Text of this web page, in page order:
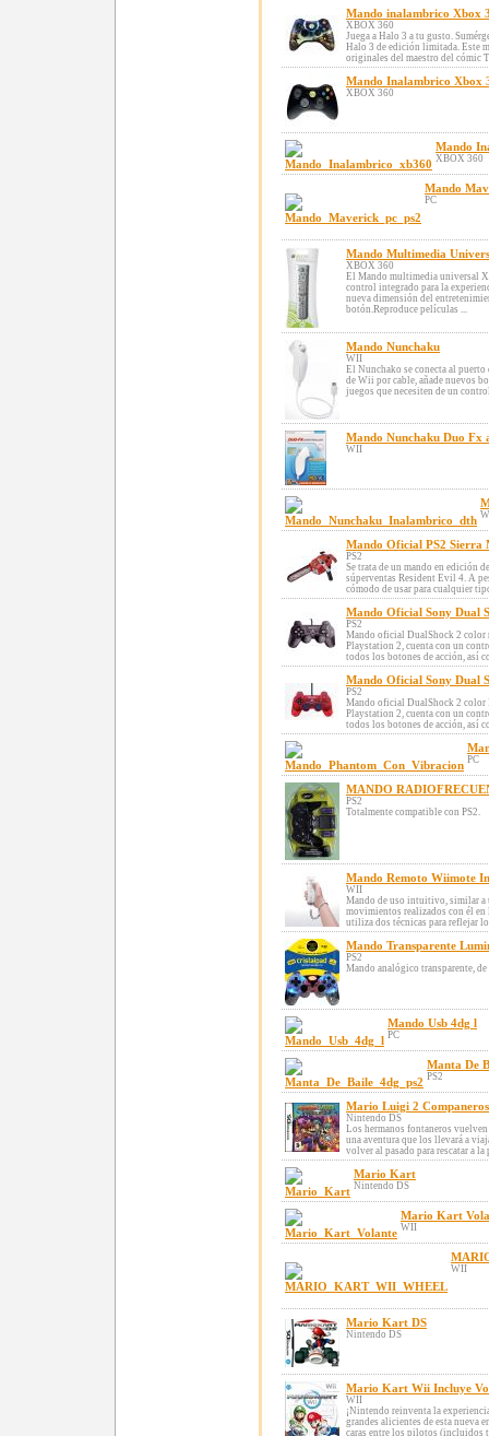
Mando inalambrico Xbox
XBOX 360
Juega a Halo 3 a tu gusto.
Halo 3 de edición limitada. Este
originales del maestro del cómic
Mando Inalambrico Xbox
XBOX 360
Mando
XBOX 360
Mando
PC
Mando Multimedia
XBOX 360
El Mando multimedia universal
control integrado para la
nueva dimensión del
botón.Reproduce películas ...
Mando Nunchaku
WII
El Nunchako se conecta al
de Wii por cable, añade nuevos
juegos que necesiten de un
Mando Nunchaku Duo Fx
WII
Mando Oficial PS2 Sierra
PS2
Se trata de un mando en edición
súperventas Resident Evil 4. A
cómodo de usar para cualquier
Mando Oficial Sony Dual
PS2
Mando oficial DualShock 2 color
Playstation 2, cuenta con un
todos los botones de acción, así
Mando Oficial Sony Dual
PS2
Mando oficial DualShock 2 color
Playstation 2, cuenta con un
todos los botones de acción, así
PC
MANDO
PS2
Totalmente compatible con PS2.
Mando Remoto Wiimote
WII
Mando de uso intuitivo, similar a
movimientos realizados con él
utiliza dos técnicas para reflejar
Mando Transparente
PS2
Mando analógico transparente,
Mando Usb 4dg l
PC
Manta De
PS2
Mario Luigi 2
Nintendo DS
Los hermanos fontaneros
una aventura que los llevará a
volver al pasado para rescatar a la
Mario Kart
Nintendo DS
Mario Kart
WII
WII
Mario Kart DS
Nintendo DS
Mario Kart Wii Incluye
WII
¡Nintendo reinventa la
grandes alicientes de esta nueva
caras entre los pilotos (incluidos